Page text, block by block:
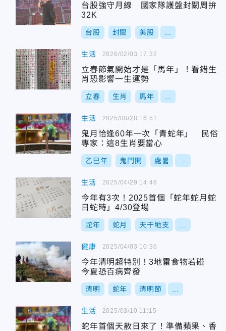
台股強守月線 國家隊護盤封關周拚
32K
台股 封關 美股
生活
立春節氣開始才是「馬年」！看錯生
肖恐影響一生運勢
立春 生肖 馬年
2026/02/03 17:32
生活
鬼月恰逢60年一次「青蛇年」 民俗
專家：這8生肖要當心
乙巳年 鬼門開 處暑
2025/08/28 16:51
生活
今年有3次！2025首個「蛇年蛇月蛇
日蛇時」4/30登場
蛇年 蛇月 天干地支
2025/04/29 14:46
健康
今年清明超特別！3地雷食物若碰
今夏恐百病齊發
清明 蛇年 清明節
2025/04/03 10:36
生活
蛇年首個天赦日來了！準備蘋果、香
2025/03/10 11:15